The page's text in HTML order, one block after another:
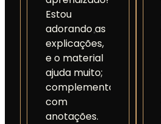
Estou
adorando as
explicações,
e o material
ajuda muito;
complemento
com
anotações.